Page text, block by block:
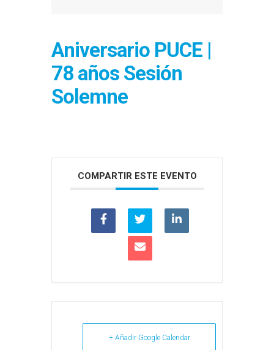
Aniversario PUCE |
78 años Sesión
Solemne
COMPARTIR ESTE EVENTO
+ Añadir Google Calendar